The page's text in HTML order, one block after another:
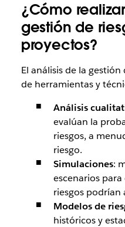
¿Cómo
gestión de
proyectos?
El análisis de la
de herramientas y
Análisis
evalúan la
riesgos, a
riesgo.
Simulaciones:
escenarios
riesgos podrían
Modelos de
históricos y